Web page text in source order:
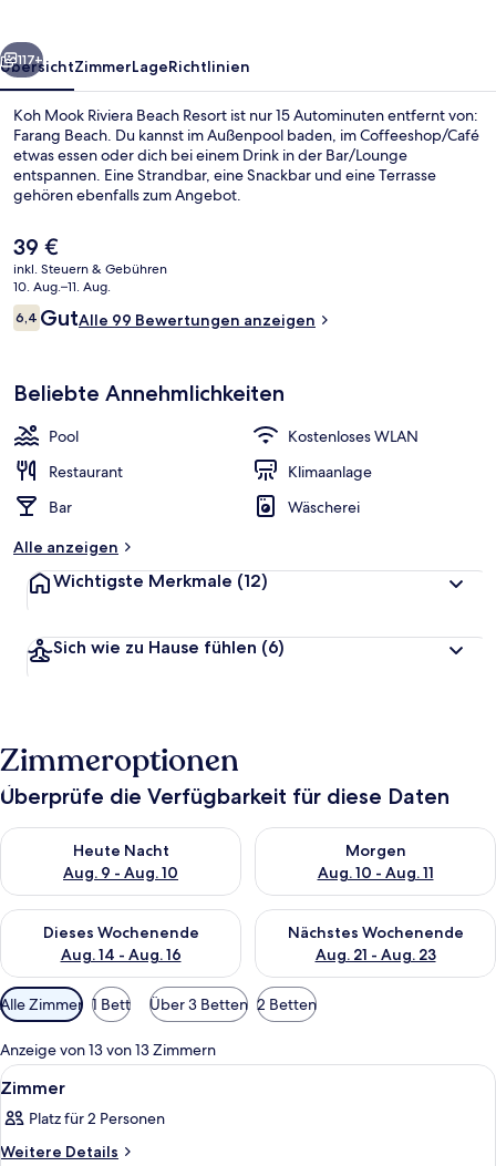
Weiter
117+
ÜbersichtZimmerLageRichtlinien
Koh Mook Riviera Beach Resort ist nur 15 Autominuten entfernt von:
Farang Beach. Du kannst im Außenpool baden, im Coffeeshop/Café
etwas essen oder dich bei einem Drink in der Bar/Lounge
entspannen. Eine Strandbar, eine Snackbar und eine Terrasse
gehören ebenfalls zum Angebot.
Der
aktuelle
Preis
beträgt
39 €.
39 €
inkl. Steuern & Gebühren
10. Aug.–11. Aug.
Bewertungen
6,46,4 von 10.
GutAlle 99 Bewertungen anzeigen
Beliebte Annehmlichkeiten
Pool
Kostenloses WLAN
Restaurant
Klimaanlage
Bar
Wäscherei
Alle anzeigen
Wichtigste Merkmale (12)
Sich wie zu Hause fühlen (6)
Zimmeroptionen
Überprüfe die Verfügbarkeit für diese Daten
Heute Nacht
Aug. 9 - Aug. 10
Überprüfe die Verfügbarkeit für heute Nacht, Aug. 9 - Aug.
Morgen
Aug. 10 - Aug. 11
Überprüfe die Verfügbarkeit
Dieses Wochenende
Aug. 14 - Aug. 16
Überprüfe die Verfügbarkeit für dieses Wochenende, Aug. 14
Nächstes Wochenende
Aug. 21 - Aug. 23
Überprüfe die Verfügbarkeit
Verfügbare
Filter
für
Zimmer
Alle Zimmer 1 Bett Über 3 Betten 2 Betten
Anzeige von 13 von 13 Zimmern
Alle
Fotos
für
Zimmer
Ein Zimmer mit einem Bett, einem
3
Zimmer
Platz für 2 Personen
Weitere Details
Weitere